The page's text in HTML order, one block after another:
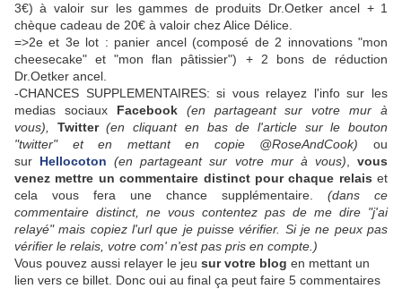
3€) à valoir sur les gammes de produits Dr.Oetker ancel + 1
chèque cadeau de 20€ à valoir chez Alice Délice.
=>2e et 3e lot : panier ancel (composé de 2 innovations "mon
cheesecake" et "mon flan pâtissier") + 2 bons de réduction
Dr.Oetker ancel.
-CHANCES SUPPLEMENTAIRES: si vous relayez l'info sur les
medias sociaux Facebook (en partageant sur votre mur à
vous),
Twitter (en cliquant en bas de l'article sur le bouton
"twitter" et en mettant en copie @RoseAndCook) ou
sur Hellocoton (en partageant sur votre mur à vous) ,vous
venez mettre un commentaire distinct pour chaque relais et
cela vous fera une chance supplémentaire. (dans ce
commentaire distinct, ne vous contentez pas de me dire "j'ai
relayé" mais copiez l'url que je puisse vérifier. Si je ne peux pas
vérifier le relais, votre com' n'est pas pris en compte.)
Vous pouvez aussi relayer le jeu sur votre blog en mettant un
lien vers ce billet. Donc oui au final ça peut faire 5 commentaires